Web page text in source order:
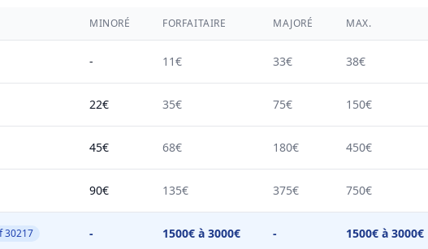
MINORÉ FORFAITAIRE MAJORÉ MAX.
- 11€ 33€ 38€
22€ 35€ 75€ 150€
45€ 68€ 180€ 450€
90€ 135€ 375€ 750€
30217 - 1500€ à 3000€ - 1500€ à 3000€